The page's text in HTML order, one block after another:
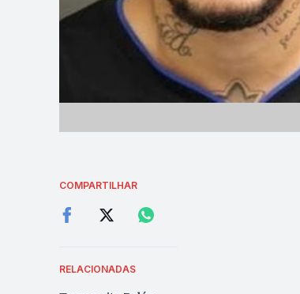
COMPARTILHAR
RELACIONADAS